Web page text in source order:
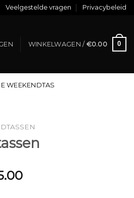
Veelgestelde vragen Privacybeleid
WINKELWAGEN / €0.00 0
WEEKENDTAS
aantal